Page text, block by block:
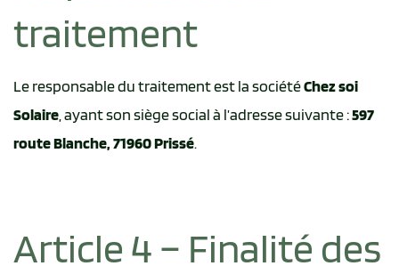
traitement
Le responsable du traitement est la sociétéChez soi
Solaire, ayant son siège social à l’adresse suivante :597
route Blanche, 71960 Prissé.
Article 4 – Finalité des